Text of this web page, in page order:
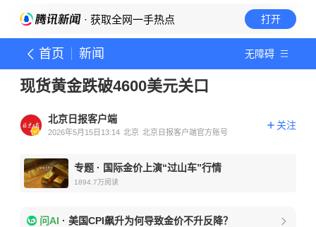
· 获取全网一手热点 打开
首页 新闻 无障碍
现货黄金跌破4600美元关口
北京日报客户端
2026年5月15日13:14 北京 北京日报客户端官方账号
关注
专题 · 国际金价上演“过山车”行情
1894.7万阅读
问AI · 美国CPI飙升为何导致金价不升反降？